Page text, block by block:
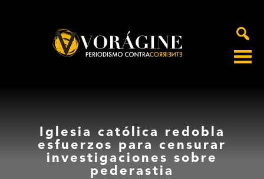
Iglesia católica redobla
esfuerzos para censurar
investigaciones sobre
pederastia